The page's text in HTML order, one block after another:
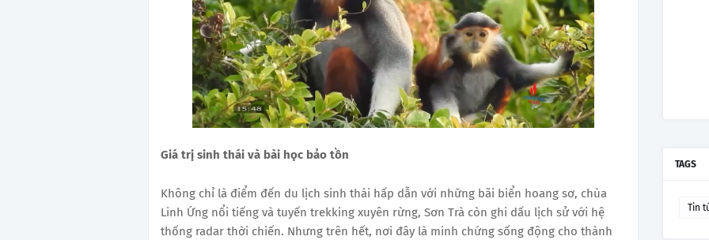
Giá trị sinh thái và bài học bảo tồn
Không chỉ là điểm đến du lịch sinh thái hấp dẫn với những bãi biển hoang sơ, chùa
Linh Ứng nổi tiếng và tuyến trekking xuyên rừng, Sơn Trà còn ghi dấu lịch sử với hệ
thống radar thời chiến. Nhưng trên hết, nơi đây là minh chứng sống động cho thành
TAGS
Tin